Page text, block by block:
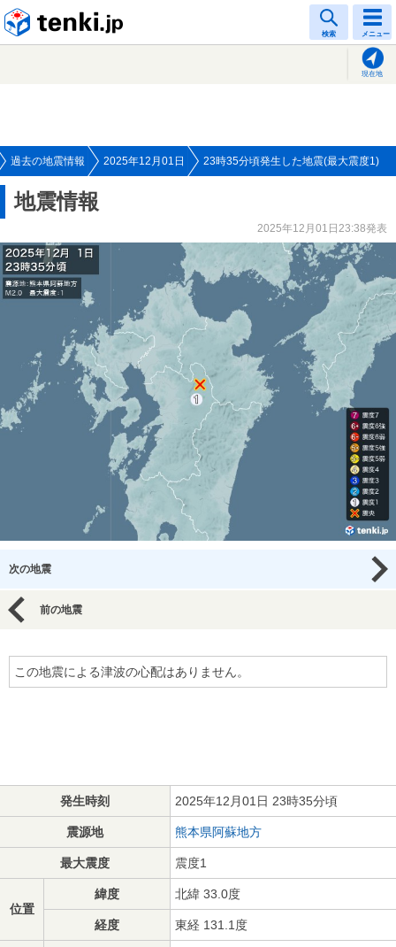
検索 メニュー
現在地
過去の地震情報 2025年12月01日 23時35分頃発生した地震(最大震度1)
地震情報
2025年12月01日23:38発表
次の地震
前の地震
この地震による津波の心配はありません。
発生時刻 2025年12月01日 23時35分頃
震源地 熊本県阿蘇地方
最大震度 震度1
位置
緯度 北緯 33.0度
経度 東経 131.1度